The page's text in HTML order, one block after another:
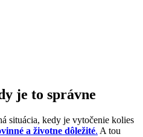
je to správne
situácia, kedy je vytočenie kolies
a životne dôležité. A tou